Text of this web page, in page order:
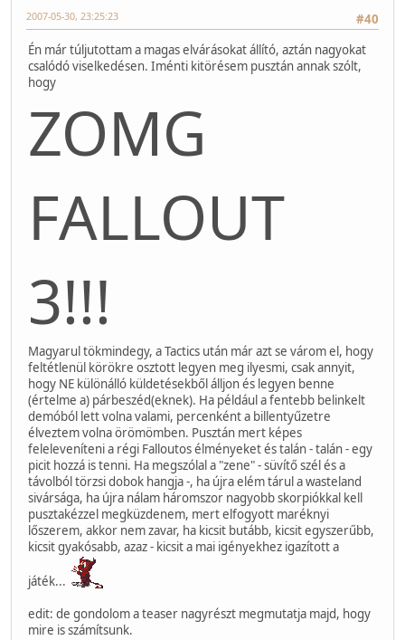
#40
2007-05-30, 23:25:23
Én már túljutottam a magas elvárásokat állító, aztán nagyokat
csalódó viselkedésen. Iménti kitörésem pusztán annak szólt,
hogy
ZOMG
FALLOUT
3!!!
Magyarul tökmindegy, a Tactics után már azt se várom el, hogy
feltétlenül körökre osztott legyen meg ilyesmi, csak annyit,
hogy NE különálló küldetésekből álljon és legyen benne
(értelme a) párbeszéd(eknek). Ha például a fentebb belinkelt
demóból lett volna valami, percenként a billentyűzetre
élveztem volna örömömben. Pusztán mert képes
feleleveníteni a régi Falloutos élményeket és talán - talán - egy
picit hozzá is tenni. Ha megszólal a "zene" - süvítő szél és a
távolból törzsi dobok hangja -, ha újra elém tárul a wasteland
sivársága, ha újra nálam háromszor nagyobb skorpiókkal kell
pusztakézzel megküzdenem, mert elfogyott maréknyi
lőszerem, akkor nem zavar, ha kicsit butább, kicsit egyszerűbb,
kicsit gyakósabb, azaz - kicsit a mai igényekhez igazított a
játék...
edit: de gondolom a teaser nagyrészt megmutatja majd, hogy
mire is számítsunk.